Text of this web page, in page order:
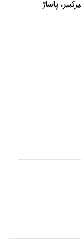
پاساژ